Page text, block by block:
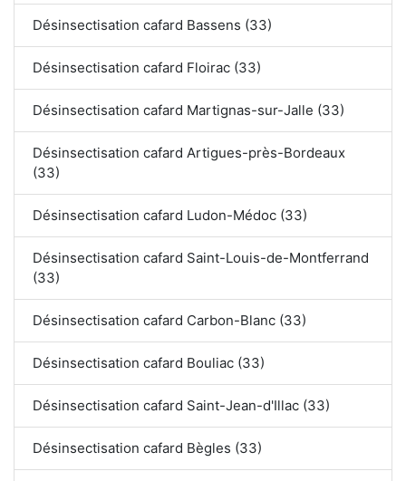
Désinsectisation cafard Bassens (33)
Désinsectisation cafard Floirac (33)
Désinsectisation cafard Martignas-sur-Jalle (33)
Désinsectisation cafard Artigues-près-Bordeaux
(33)
Désinsectisation cafard Ludon-Médoc (33)
Désinsectisation cafard Saint-Louis-de-Montferrand
(33)
Désinsectisation cafard Carbon-Blanc (33)
Désinsectisation cafard Bouliac (33)
Désinsectisation cafard Saint-Jean-d'Illac (33)
Désinsectisation cafard Bègles (33)